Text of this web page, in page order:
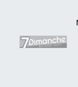
cette offre
pour organiser une
résidence qui allie